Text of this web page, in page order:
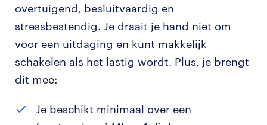
overtuigend, besluitvaardig en
stressbestendig. Je draait je hand niet om
voor een uitdaging en kunt makkelijk
schakelen als het lastig wordt. Plus, je brengt
dit mee:
Je beschikt minimaal over een